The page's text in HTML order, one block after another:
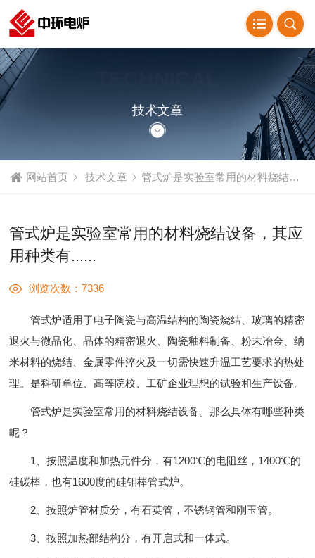
ARTICLE
技术文章
网站首页 技术文章 管式炉是实验室常用的材料烧结设备，其应用种类有......
管式炉是实验室常用的材料烧结设备，其应
用种类有......
浏览次数：7336
管式炉适用于电子陶瓷与高温结构的陶瓷烧结、玻璃的精密
退火与微晶化、晶体的精密退火、陶瓷釉料制备、粉末冶金、纳
米材料的烧结、金属零件淬火及一切需快速升温工艺要求的热处
理。是科研单位、高等院校、工矿企业理想的试验和生产设备。
管式炉是实验室常用的材料烧结设备。那么具体有哪些种类
呢？
1、按照温度和加热元件分，有1200℃的电阻丝，1400℃的
硅碳棒，也有1600度的硅钼棒管式炉。
2、按照炉管材质分，有石英管，不锈钢管和刚玉管。
3、按照加热部结构分，有开启式和一体式。